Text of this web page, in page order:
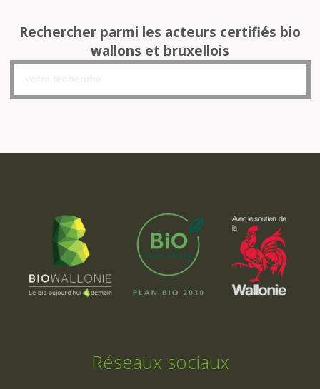
Rechercher parmi les acteurs certifiés bio
wallons et bruxellois
Réseaux sociaux